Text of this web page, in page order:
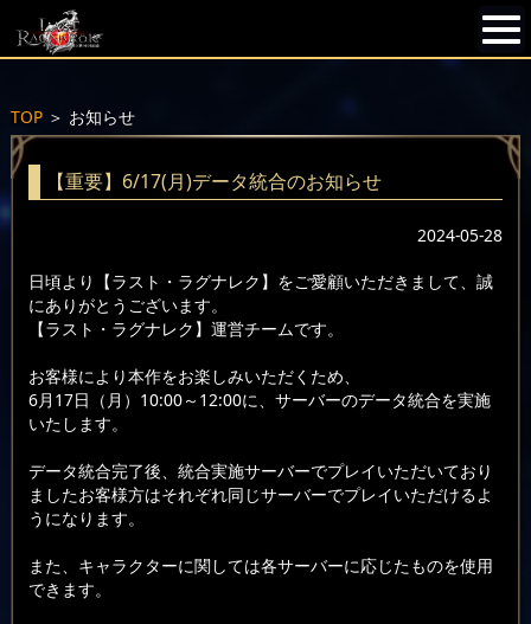
TOP＞ お知らせ
【重要】6/17(月)データ統合のお知らせ
2024-05-28
日頃より【ラスト・ラグナレク】をご愛顧いただきまして、誠
にありがとうございます。
【ラスト・ラグナレク】運営チームです。
お客様により本作をお楽しみいただくため、
6月17日（月）10:00～12:00に、サーバーのデータ統合を実施
いたします。
データ統合完了後、統合実施サーバーでプレイいただいており
ましたお客様方はそれぞれ同じサーバーでプレイいただけるよ
うになります。
また、キャラクターに関しては各サーバーに応じたものを使用
できます。